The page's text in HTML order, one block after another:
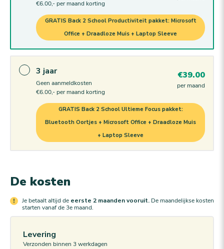
€6.00,- per maand korting
GRATIS Back 2 School Productiviteit pakket: Microsoft
Office + Draadloze Muis + Laptop Sleeve
3 jaar
Geen aanmeldkosten
€6.00,- per maand korting
€39.00
per maand
GRATIS Back 2 School Ultieme Focus pakket:
Bluetooth Oortjes + Microsoft Office + Draadloze Muis
+ Laptop Sleeve
De kosten
Je betaalt altijd de eerste 2 maanden vooruit. De maandelijkse kosten
starten vanaf de 3e maand.
Levering
Verzonden binnen 3 werkdagen